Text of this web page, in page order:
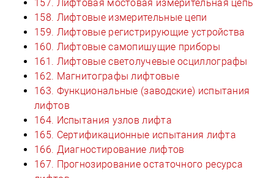
157. Лифтовая мостовая измерительная цепь
158. Лифтовые измерительные цепи
159. Лифтовые регистрирующие устройства
160. Лифтовые самопишущие приборы
161. Лифтовые светолучевые осциллографы
162. Магнитографы лифтовые
163. Функциональные (заводские) испытания
лифтов
164. Испытания узлов лифта
165. Сертификационные испытания лифта
166. Диагностирование лифтов
167. Прогнозирование остаточного ресурса